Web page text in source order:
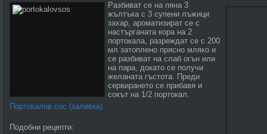
Разбиват се на пяна 3
жълтъка с 3 супени лъжици
захар, ароматизират се с
настърганата кора на 2
портокала, разреждат се с 200
мл затоплено прясно мляко и
се разбиват на слаб огън или
на пара, докато се получи
желаната гъстота. Преди
сервирането се прибавя и
сокът на 1/2 портокал.
Портокалов сос (заливка)
Подобни рецепти: